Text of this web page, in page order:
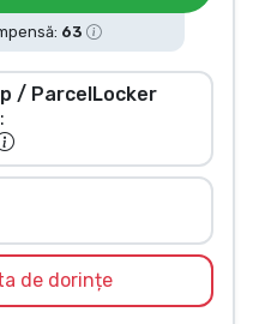
63
/ ParcelLocker
de dorințe